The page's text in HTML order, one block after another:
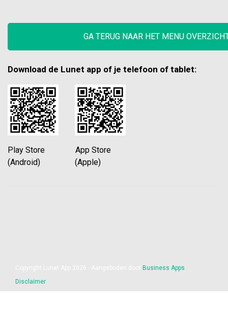
GA TERUG NAAR HET MENU
Download de Lunet app of je telefoon of tablet:
Play Store App Store
(Android) (Apple)
Business Apps
Disclaimer